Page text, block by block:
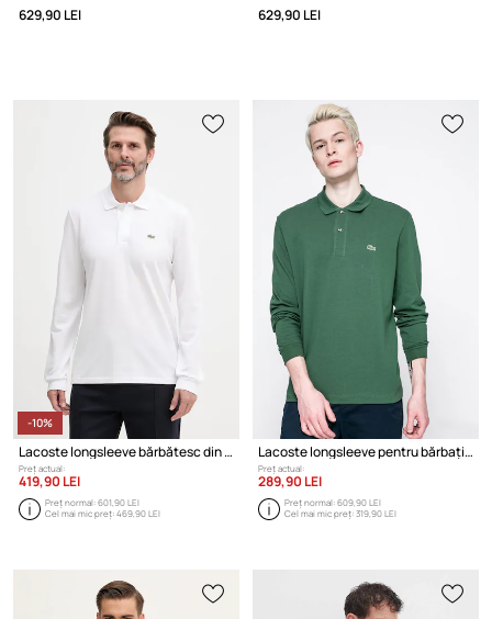
629,90 LEI
629,90 LEI
-10%
Lacoste longsleeve bărbătesc din bumbac
Preț actual:
419,90 LEI
Preț normal:601,90 LEI
Cel mai mic preț:469,90 LEI
Lacoste longsleeve pentru bărbați din bumbac
Preț actual:
289,90 LEI
Preț normal:609,90 LEI
Cel mai mic preț:319,90 LEI